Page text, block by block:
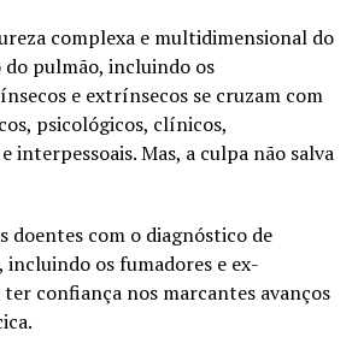
complexa e multidimensional do
pulmão, incluindo os
e extrínsecos se cruzam com
psicológicos, clínicos,
interpessoais. Mas, a culpa não salva
doentes com o diagnóstico de
os fumadores e ex-
confiança nos marcantes avanços